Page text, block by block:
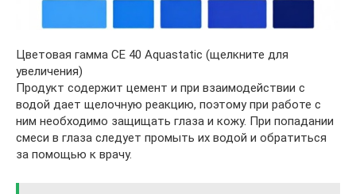
Цветовая гамма СЕ 40 Aquastatic (щелкните для
увеличения)
Продукт содержит цемент и при взаимодействии с
водой дает щелочную реакцию, поэтому при работе с
ним необходимо защищать глаза и кожу. При попадании
смеси в глаза следует промыть их водой и обратиться
за помощью к врачу.